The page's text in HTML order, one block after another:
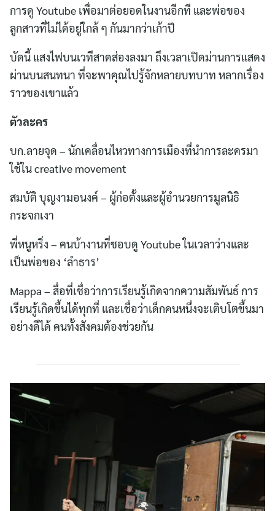
การดู Youtube เพื่อมาต่อยอดในงานอีกที และพ่อของ
ลูกสาวที่ไม่ได้อยู่ใกล้ ๆ กันมากว่าเก้าปี
บัดนี้ แสงไฟบนเวทีสาดส่องลงมา ถึงเวลาเปิดม่านการแสดง
ผ่านบนสนทนา ที่จะพาคุณไปรู้จักหลายบทบาท หลากเรื่อง
ราวของเขาแล้ว
ตัวละคร
บก.ลายจุด – นักเคลื่อนไหวทางการเมืองที่นำการละครมา
ใช้ใน creative movement
สมบัติ บุญงามอนงค์ – ผู้ก่อตั้งและผู้อำนวยการมูลนิธิ
กระจกเงา
พี่หนูหริ่ง – คนบ้างานที่ชอบดู Youtube ในเวลาว่างและ
เป็นพ่อของ ‘ลำธาร’
Mappa – สื่อที่เชื่อว่าการเรียนรู้เกิดจากความสัมพันธ์ การ
เรียนรู้เกิดขึ้นได้ทุกที่ และเชื่อว่าเด็กคนหนึ่งจะเติบโตขึ้นมา
อย่างดีได้ คนทั้งสังคมต้องช่วยกัน